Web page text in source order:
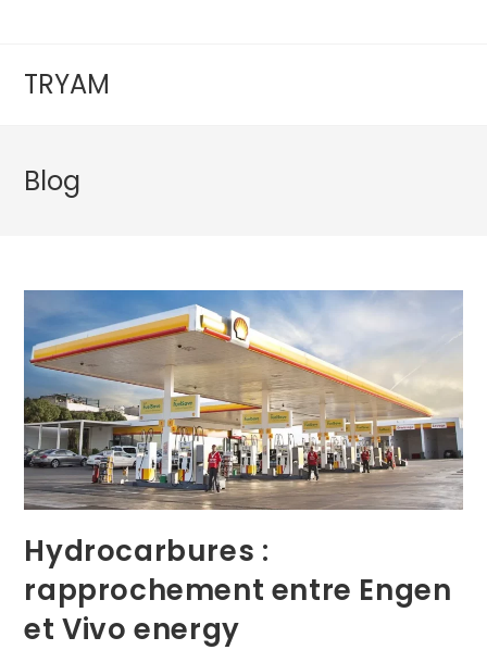
TRYAM
Blog
Hydrocarbures :
rapprochement entre Engen
et Vivo energy